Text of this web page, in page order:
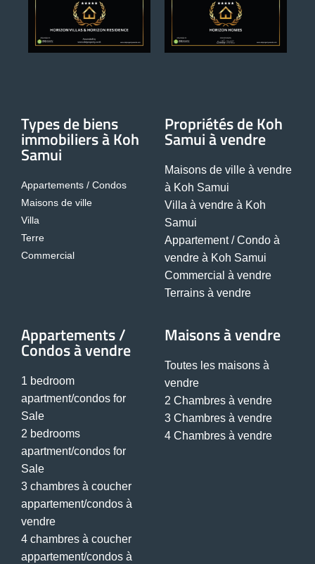
Types de biens
immobiliers à Koh
Samui
Appartements / Condos
Maisons de ville
Villa
Terre
Commercial
Propriétés de Koh
Samui à vendre
Maisons de ville à vendre
à Koh Samui
Villa à vendre à Koh
Samui
Appartement / Condo à
vendre à Koh Samui
Commercial à vendre
Terrains à vendre
Appartements /
Condos à vendre
1 bedroom
apartment/condos for
Sale
2 bedrooms
apartment/condos for
Sale
3 chambres à coucher
appartement/condos à
vendre
4 chambres à coucher
appartement/condos à
Maisons à vendre
Toutes les maisons à
vendre
2 Chambres à vendre
3 Chambres à vendre
4 Chambres à vendre